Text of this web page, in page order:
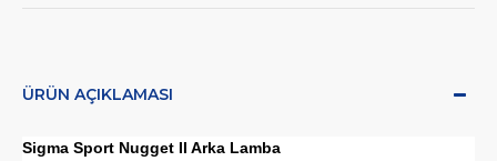
ÜRÜN AÇIKLAMASI
Sigma Sport Nugget II Arka Lamba